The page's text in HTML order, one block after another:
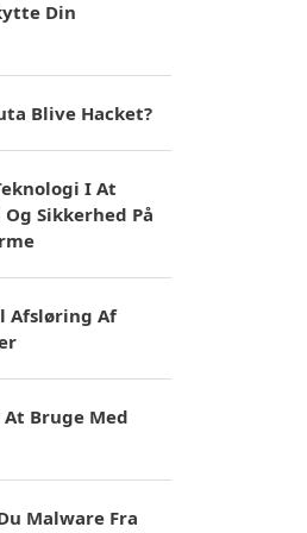
Din
Blive Hacket?
I At
Sikkerhed På
Afsløring Af
At Bruge Med
Malware Fra